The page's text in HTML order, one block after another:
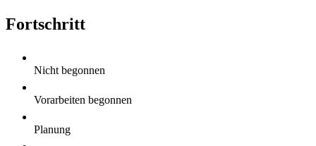
Fortschritt
Nicht begonnen
Vorarbeiten begonnen
Planung